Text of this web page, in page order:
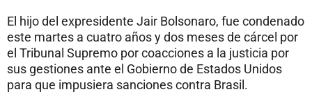
El hijo del expresidente Jair Bolsonaro, fue condenado
este martes a cuatro años y dos meses de cárcel por
el Tribunal Supremo por coacciones a la justicia por
sus gestiones ante el Gobierno de Estados Unidos
para que impusiera sanciones contra Brasil.